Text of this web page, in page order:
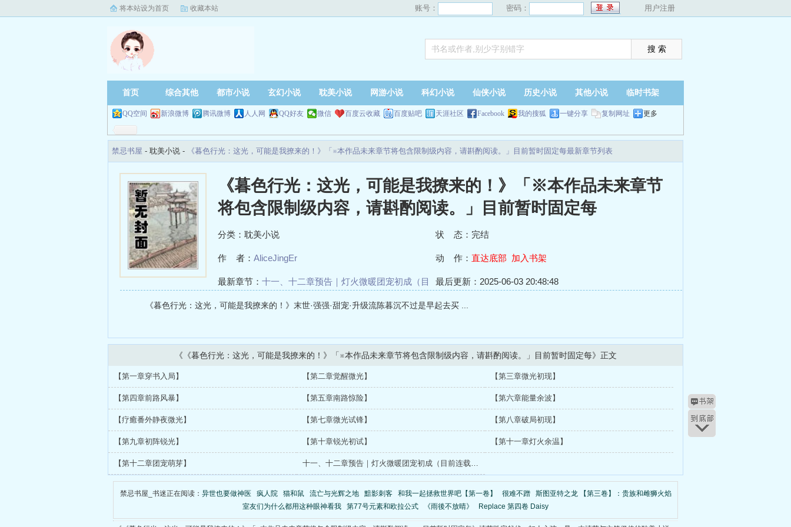
将本站设为首页 收藏本站 账号： 密码： 用户注册
首页 综合其他 都市小说 玄幻小说 耽美小说 网游小说 科幻小说 仙侠小说 历史小说 其他小说 临时书架
QQ空间 新浪微博 腾讯微博 人人网 QQ好友 微信 百度云收藏 百度贴吧 天涯社区 Facebook 我的搜狐 一键分享 复制网址 更多
禁忌书屋 - 耽美小说 - 《暮色行光：这光，可能是我撩来的！》「※本作品未来章节将包含限制级内容，请斟酌阅读。」目前暂时固定每最新章节列表
《暮色行光：这光，可能是我撩来的！》「※本作品未来章节
将包含限制级内容，请斟酌阅读。」目前暂时固定每
分类：耽美小说 状 态：完结
作 者： AliceJingEr 动 作： 直达底部 加入书架
最新章节： 十一、十二章预告｜灯火微暖团宠初成（目
最后更新：2025-06-03 20:48:48
《暮色行光：这光，可能是我撩来的！》末世·强强·甜宠·升级流陈暮沉不过是早起去买 ...
《《暮色行光：这光，可能是我撩来的！》「※本作品未来章节将包含限制级内容，请斟酌阅读。」目前暂时固定每》正文
【第一章穿书入局】 【第二章觉醒微光】 【第三章微光初现】
【第四章前路风暴】 【第五章南路惊险】 【第六章能量余波】
【疗癒番外静夜微光】 【第七章微光试锋】 【第八章破局初现】
【第九章初阵锐光】 【第十章锐光初试】 【第十一章灯火余温】
【第十二章团宠萌芽】 十一、十二章预告｜灯火微暖团宠初成（目前连载至第十章，#十一、十二章将於下周二早上8点更新！）
禁忌书屋_书迷正在阅读： 异世也要做神医 疯人院 猫和鼠 流亡与光辉之地 黯影刺客 和我一起拯救世界吧【第一卷】 很难不蹭
斯图亚特之龙 【第三卷】：贵族和雌狮火焰
室友们为什么都用这种眼神看我
第77号元素和欧拉公式 《雨後不放晴》 Replace 第四卷 Daisy